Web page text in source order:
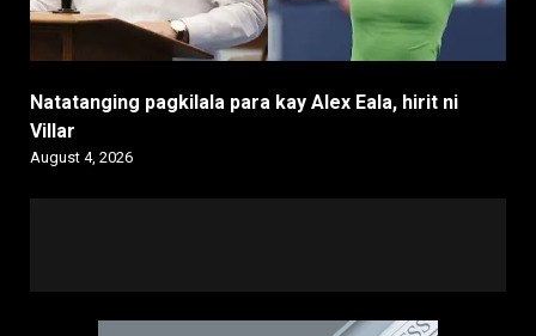
Natatanging pagkilala para kay Alex Eala, hirit ni
Villar
August 4, 2026